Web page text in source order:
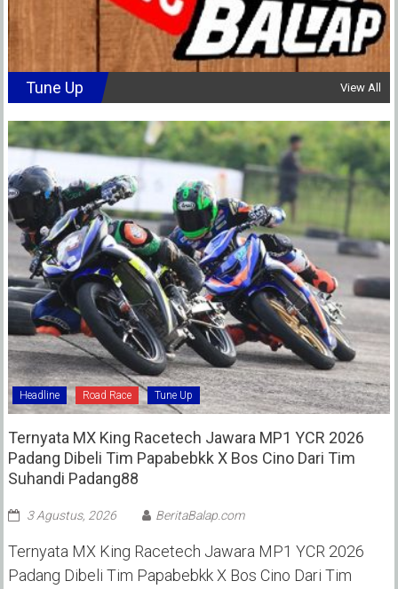
Tune Up View All
Headline Road Race Tune Up
Ternyata MX King Racetech Jawara MP1 YCR 2026
Padang Dibeli Tim Papabebkk X Bos Cino Dari Tim
Suhandi Padang88
3 Agustus, 2026 BeritaBalap.com
Ternyata MX King Racetech Jawara MP1 YCR 2026
Padang Dibeli Tim Papabebkk X Bos Cino Dari Tim